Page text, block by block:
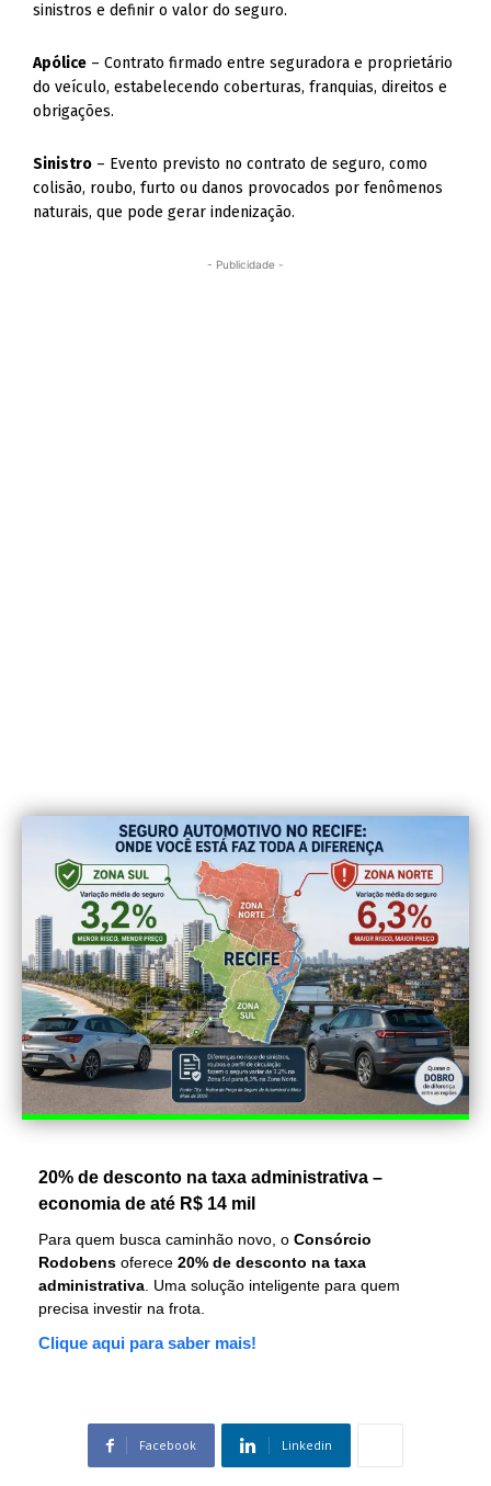
sinistros e definir o valor do seguro.
Apólice – Contrato firmado entre seguradora e proprietário
do veículo, estabelecendo coberturas, franquias, direitos e
obrigações.
Sinistro – Evento previsto no contrato de seguro, como
colisão, roubo, furto ou danos provocados por fenômenos
naturais, que pode gerar indenização.
- Publicidade -
20% de desconto na taxa administrativa –
economia de até R$ 14 mil
Para quem busca caminhão novo, o Consórcio
Rodobens oferece 20% de desconto na taxa
administrativa . Uma solução inteligente para quem
precisa investir na frota.
Clique aqui para saber mais!
Facebook Linkedin